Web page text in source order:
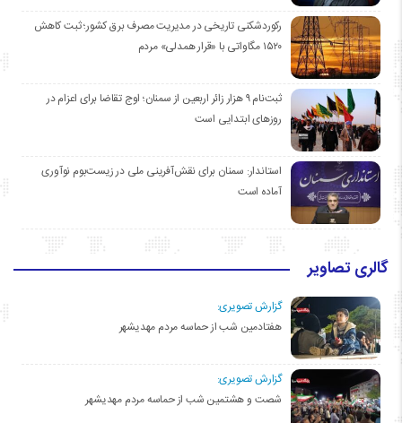
رکوردشکنی تاریخی در مدیریت مصرف برق کشور؛ ثبت کاهش
۱۵۲۰ مگاواتی با «قرار همدلی» مردم
ثبت‌نام ۹ هزار زائر اربعین از سمنان؛ اوج تقاضا برای اعزام در
روزهای ابتدایی است
استاندار: سمنان برای نقش‌آفرینی ملی در زیست‌بوم نوآوری
آماده است
گالری تصاویر
گزارش تصویری:
هفتادمین شب از حماسه مردم مهدیشهر
گزارش تصویری:
شصت و هشتمین شب از حماسه مردم مهدیشهر